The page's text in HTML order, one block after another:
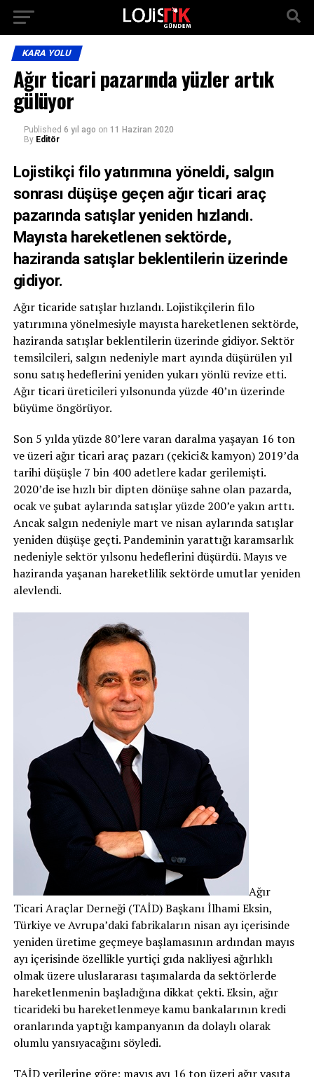
KARA YOLU
Ağır ticari pazarında yüzler artık
gülüyor
Published 6 yıl ago on 11 Haziran 2020
By Editör
Lojistikçi filo yatırımına yöneldi, salgın
sonrası düşüşe geçen ağır ticari araç
pazarında satışlar yeniden hızlandı.
Mayısta hareketlenen sektörde,
haziranda satışlar beklentilerin üzerinde
gidiyor.
Ağır ticaride satışlar hızlandı. Lojistikçilerin filo
yatırımına yönelmesiyle mayısta hareketlenen sektörde,
haziranda satışlar beklentilerin üzerinde gidiyor. Sektör
temsilcileri, salgın nedeniyle mart ayında düşürülen yıl
sonu satış hedeflerini yeniden yukarı yönlü revize etti.
Ağır ticari üreticileri yılsonunda yüzde 40’ın üzerinde
büyüme öngörüyor.
Son 5 yılda yüzde 80’lere varan daralma yaşayan 16 ton
ve üzeri ağır ticari araç pazarı (çekici& kamyon) 2019’da
tarihi düşüşle 7 bin 400 adetlere kadar gerilemişti.
2020’de ise hızlı bir dipten dönüşe sahne olan pazarda,
ocak ve şubat aylarında satışlar yüzde 200’e yakın arttı.
Ancak salgın nedeniyle mart ve nisan aylarında satışlar
yeniden düşüşe geçti. Pandeminin yarattığı karamsarlık
nedeniyle sektör yılsonu hedeflerini düşürdü. Mayıs ve
haziranda yaşanan hareketlilik sektörde umutlar yeniden
alevlendi.
Ağır
Ticari Araçlar Derneği (TAİD) Başkanı İlhami Eksin,
Türkiye ve Avrupa’daki fabrikaların nisan ayı içerisinde
yeniden üretime geçmeye başlamasının ardından mayıs
ayı içerisinde özellikle yurtiçi gıda nakliyesi ağırlıklı
olmak üzere uluslararası taşımalarda da sektörlerde
hareketlenmenin başladığına dikkat çekti. Eksin, ağır
ticarideki bu hareketlenmeye kamu bankalarının kredi
oranlarında yaptığı kampanyanın da dolaylı olarak
olumlu yansıyacağını söyledi.
TAİD verilerine göre; mayıs ayı 16 ton üzeri ağır vasıta